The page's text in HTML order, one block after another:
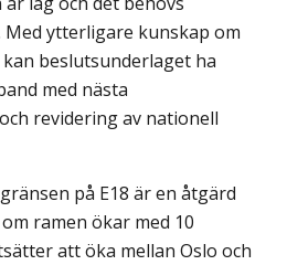
ytterligare kunskap om
beslutsunderlaget ha
med nästa
revidering av nationell
på E18 är en åtgärd
ramen ökar med 10
att öka mellan Oslo och